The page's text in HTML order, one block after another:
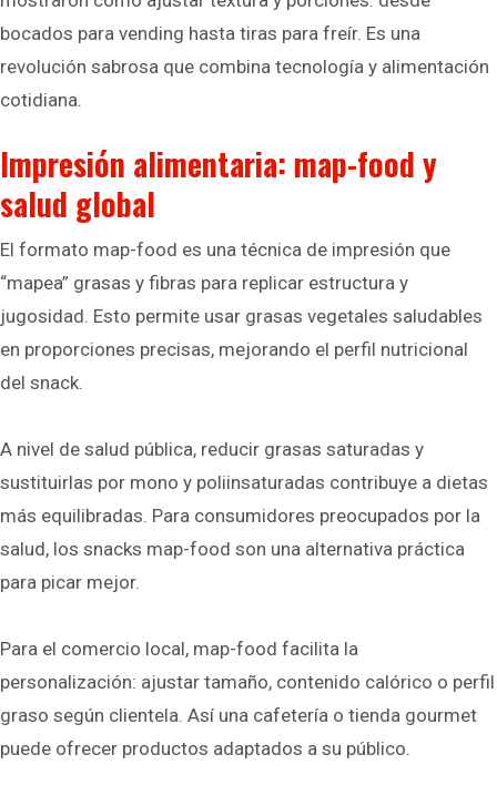
bocados para vending hasta tiras para freír. Es una
revolución sabrosa que combina tecnología y alimentación
cotidiana.
Impresión alimentaria: map-food y
salud global
El formato map-food es una técnica de impresión que
“mapea” grasas y fibras para replicar estructura y
jugosidad. Esto permite usar grasas vegetales saludables
en proporciones precisas, mejorando el perfil nutricional
del snack.
A nivel de salud pública, reducir grasas saturadas y
sustituirlas por mono y poliinsaturadas contribuye a dietas
más equilibradas. Para consumidores preocupados por la
salud, los snacks map-food son una alternativa práctica
para picar mejor.
Para el comercio local, map-food facilita la
personalización: ajustar tamaño, contenido calórico o perfil
graso según clientela. Así una cafetería o tienda gourmet
puede ofrecer productos adaptados a su público.